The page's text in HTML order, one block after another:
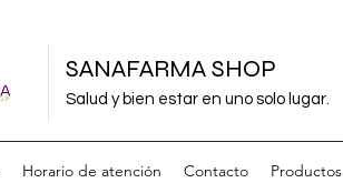
SANAFARMA SHOP
Salud y bien estar en uno solo lugar.
Horario de atención Contacto Productos